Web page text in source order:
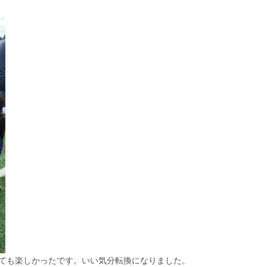
楽しかったです。いい気分転換になりました。